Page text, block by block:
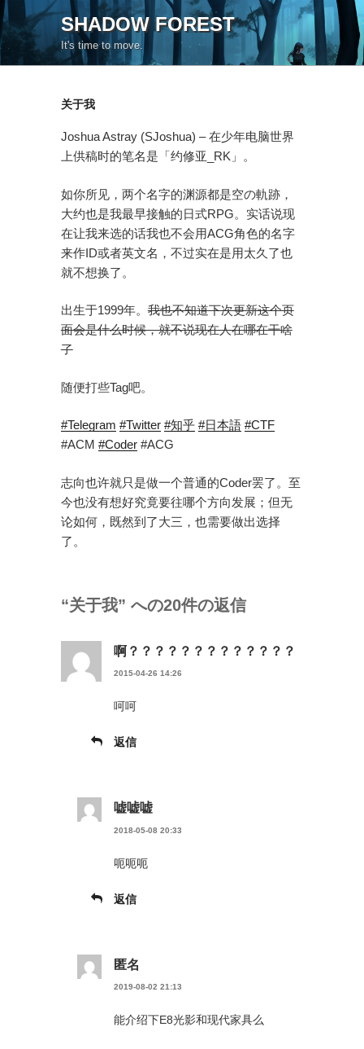
コ
ン
テ
ン
SHADOW FOREST
It's time to move.
关于我
Joshua Astray (SJoshua) – 在少年电脑世界
上供稿时的笔名是「约修亚_RK」。
如你所见，两个名字的渊源都是空の軌跡，
大约也是我最早接触的日式RPG。实话说现
在让我来选的话我也不会用ACG角色的名字
来作ID或者英文名，不过实在是用太久了也
就不想换了。
出生于1999年。我也不知道下次更新这个页
面会是什么时候，就不说现在人在哪在干啥
了
随便打些Tag吧。
#Telegram #Twitter #知乎 #日本語 #CTF
#ACM #Coder#ACG
志向也许就只是做一个普通的Coder罢了。至
今也没有想好究竟要往哪个方向发展；但无
论如何，既然到了大三，也需要做出选择
了。
“关于我” への20件の返信
啊？？？？？？？？？？？？？
2015-04-26 14:26
呵呵
返信
嘘嘘嘘
2018-05-08 20:33
呃呃呃
返信
匿名
2019-08-02 21:13
能介绍下E8光影和现代家具么